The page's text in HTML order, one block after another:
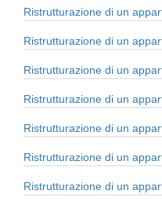
Ristrutturazione di un
Ristrutturazione di un
Ristrutturazione di un
Ristrutturazione di un
Ristrutturazione di un
Ristrutturazione di un
Ristrutturazione di un